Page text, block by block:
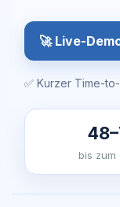
🚀 Live-
✅ Kurzer Time-
bis zum